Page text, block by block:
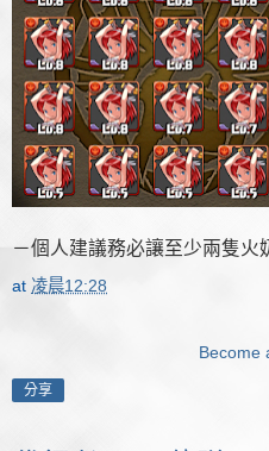
－個人建議務必讓至少兩隻火
at 凌晨12:28
Become
分享